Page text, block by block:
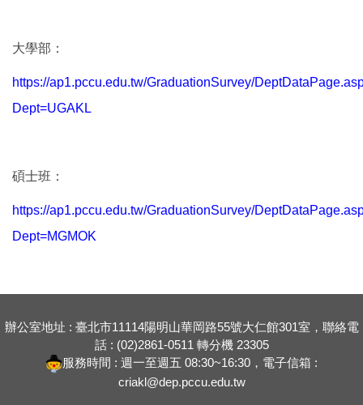
大學部：
https://ap1.pccu.edu.tw/GraduationSurvey/
Dept=UGAKL
碩士班：
https://ap1.pccu.edu.tw/GraduationSurvey/
Dept=MGMOK
辦公室地址 : 臺北市11114陽明山華岡路55號大仁館301室，聯絡電
話 : (02)2861-0511 轉分機 23305
服務時間 : 週一至週五 08:30~16:30，電子信箱 :
criakl@dep.pccu.edu.tw